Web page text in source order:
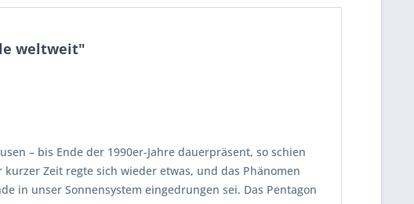
weltweit"
– bis Ende der 1990er-Jahre dauerpräsent, so schien
Zeit regte sich wieder etwas, und das Phänomen
in unser Sonnensystem eingedrungen sei. Das Pentagon